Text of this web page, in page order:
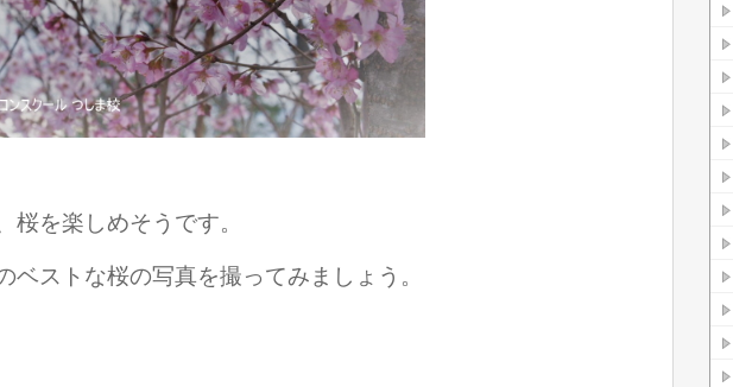
桜を楽しめそうです。
ベストな桜の写真を撮ってみましょう。